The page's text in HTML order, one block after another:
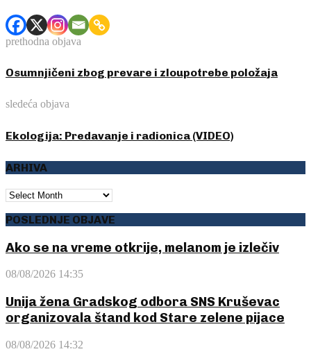
prethodna objava
Osumnjičeni zbog prevare i zloupotrebe položaja
sledeća objava
Ekologija: Predavanje i radionica (VIDEO)
ARHIVA
ARHIVA
POSLEDNJE OBJAVE
Ako se na vreme otkrije, melanom je izlečiv
08/08/2026 14:35
Unija žena Gradskog odbora SNS Kruševac
organizovala štand kod Stare zelene pijace
08/08/2026 14:32